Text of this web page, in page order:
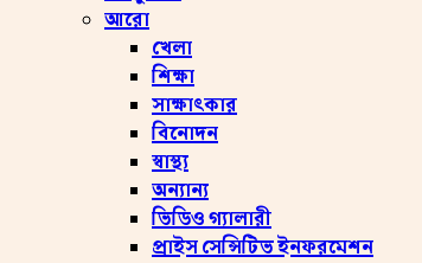
আরো
খেলা
শিক্ষা
সাক্ষাৎকার
বিনোদন
স্বাস্থ্য
অন্যান্য
ভিডিও গ্যালারী
প্রাইস সেন্সিটিভ ইনফরমেশন